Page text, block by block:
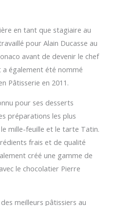
en tant que stagiaire au
pour Alain Ducasse au
avant de devenir le chef
également été nommé
Pâtisserie en 2011.
pour ses desserts
préparations les plus
mille-feuille et le tarte Tatin.
frais et de qualité
créé une gamme de
le chocolatier Pierre
meilleurs pâtissiers au